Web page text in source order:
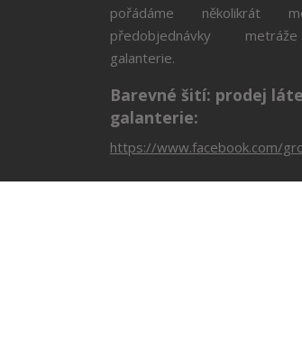
pořádáme několikrát
předobjednávky
galanterie.
Barevné šití: prodej
galanterie:
https://www.facebook.com/